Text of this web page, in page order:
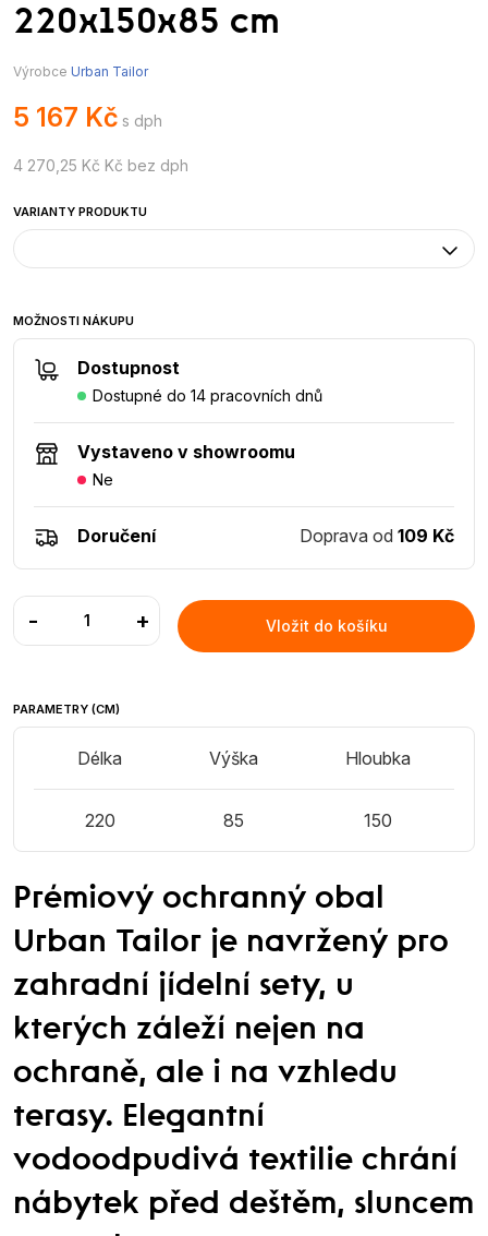
220x150x85 cm
Výrobce Urban Tailor
5 167 Kč s dph
4 270,25 Kč Kč bez dph
VARIANTY PRODUKTU
MOŽNOSTI NÁKUPU
Dostupnost
Dostupné do 14 pracovních dnů
Vystaveno v showroomu
Ne
Doručení Doprava od 109 Kč
- + Vložit do košíku
PARAMETRY (CM)
Délka
220
Výška
85
Hloubka
150
Prémiový ochranný obal
Urban Tailor je navržený pro
zahradní jídelní sety, u
kterých záleží nejen na
ochraně, ale i na vzhledu
terasy. Elegantní
vodoodpudivá textilie chrání
nábytek před deštěm, sluncem